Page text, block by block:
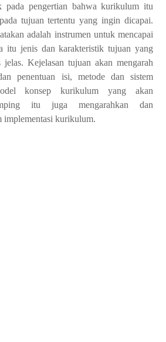
pada pengertian bahwa kurikulum itu
tujuan tertentu yang ingin dicapai.
adalah instrumen untuk mencapai
itu jenis dan karakteristik tujuan yang
Kejelasan tujuan akan mengarah
penentuan isi, metode dan sistem
konsep kurikulum yang akan
itu juga mengarahkan dan
implementasi kurikulum.